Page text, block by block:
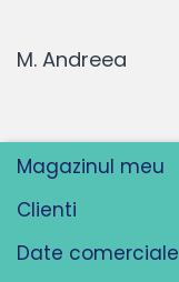
M. Andreea
Magazinul meu
Clienti
Date comerciale